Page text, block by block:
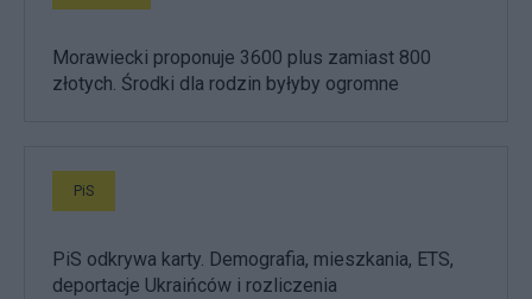
Morawiecki proponuje 3600 plus zamiast 800
złotych. Środki dla rodzin byłyby ogromne
PiS
PiS odkrywa karty. Demografia, mieszkania, ETS,
deportacje Ukraińców i rozliczenia